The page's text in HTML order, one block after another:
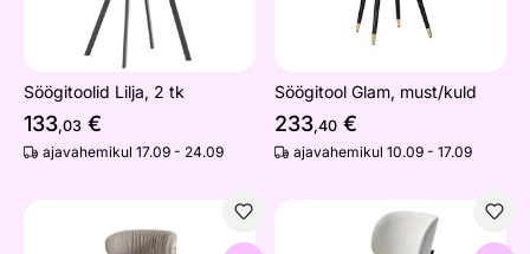
Söögitoolid Lilja, 2 tk
133,03 €
ajavahemikul 17.09 - 24.09
Söögitool Glam, must/kuld
233,40 €
ajavahemikul 10.09 - 17.09
Söögitool